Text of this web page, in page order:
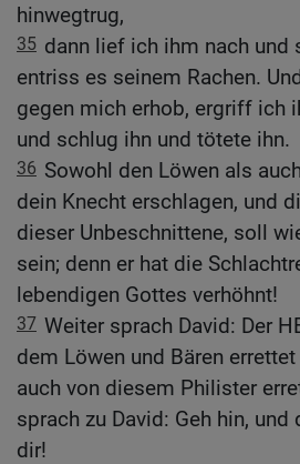
hinwegtrug,
35 dann lief ich ihm nach und
entriss es seinem Rachen.
gegen mich erhob, ergriff ich
und schlug ihn und tötete ihn.
36 Sowohl den Löwen als
dein Knecht erschlagen, und
dieser Unbeschnittene, soll
sein; denn er hat die
lebendigen Gottes verhöhnt!
37 Weiter sprach David: Der
dem Löwen und Bären
auch von diesem Philister
sprach zu David: Geh hin, und
dir!